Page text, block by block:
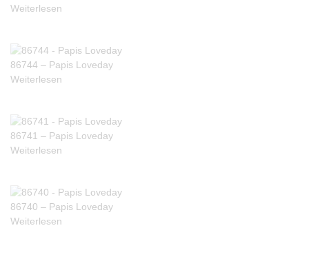
Weiterlesen
86744 – Papis Loveday
Weiterlesen
86741 – Papis Loveday
Weiterlesen
86740 – Papis Loveday
Weiterlesen